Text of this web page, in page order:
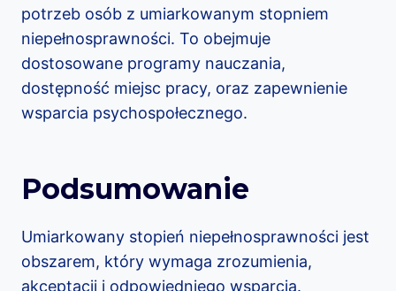
potrzeb osób z umiarkowanym stopniem
niepełnosprawności. To obejmuje
dostosowane programy nauczania,
dostępność miejsc pracy, oraz zapewnienie
wsparcia psychospołecznego.
Podsumowanie
Umiarkowany stopień niepełnosprawności jest
obszarem, który wymaga zrozumienia,
akceptacji i odpowiedniego wsparcia.